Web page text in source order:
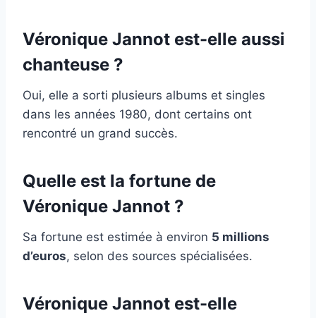
Véronique Jannot est-elle aussi
chanteuse ?
Oui, elle a sorti plusieurs albums et singles
dans les années 1980, dont certains ont
rencontré un grand succès.
Quelle est la fortune de
Véronique Jannot ?
Sa fortune est estimée à environ 5 millions
d’euros, selon des sources spécialisées.
Véronique Jannot est-elle